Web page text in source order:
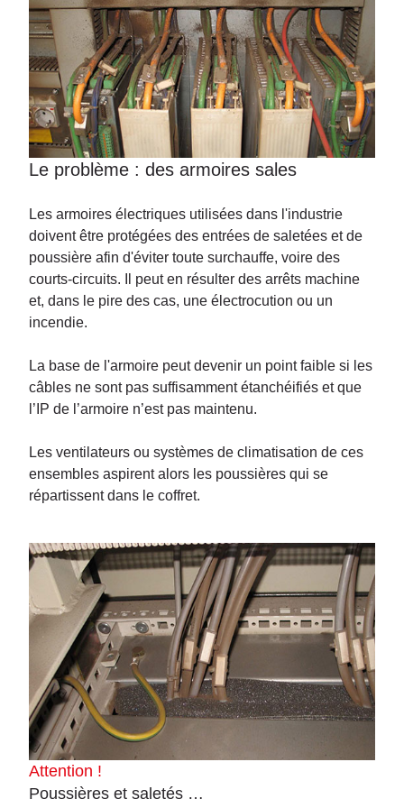
Le problème : des armoires sales
Les armoires électriques utilisées dans l'industrie
doivent être protégées des entrées de saletées et de
poussière afin d'éviter toute surchauffe, voire des
courts-circuits. Il peut en résulter des arrêts machine
et, dans le pire des cas, une électrocution ou un
incendie.
La base de l'armoire peut devenir un point faible si les
câbles ne sont pas suffisamment étanchéifiés et que
l’IP de l’armoire n’est pas maintenu.
Les ventilateurs ou systèmes de climatisation de ces
ensembles aspirent alors les poussières qui se
répartissent dans le coffret.
Attention !
Poussières et saletés …